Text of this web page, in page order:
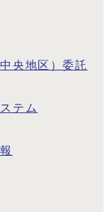
央地区）委託
テム